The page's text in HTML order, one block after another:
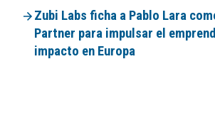
Zubi Labs ficha a Pablo Lara
Partner para impulsar el
impacto en Europa